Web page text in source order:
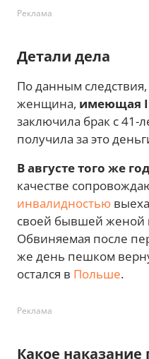
Реклама
Детали дела
По данным следствия,
женщина, имеющая
заключила брак с
получила за это
В августе того же
качестве
инвалидностью
своей бывшей женой
Обвиняемая после
же день пешком
остался в Польше.
Реклама
Какое